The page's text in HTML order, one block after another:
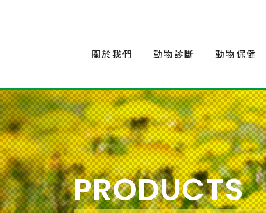
關於我們 動物診斷 動物保健
PRODUCTS